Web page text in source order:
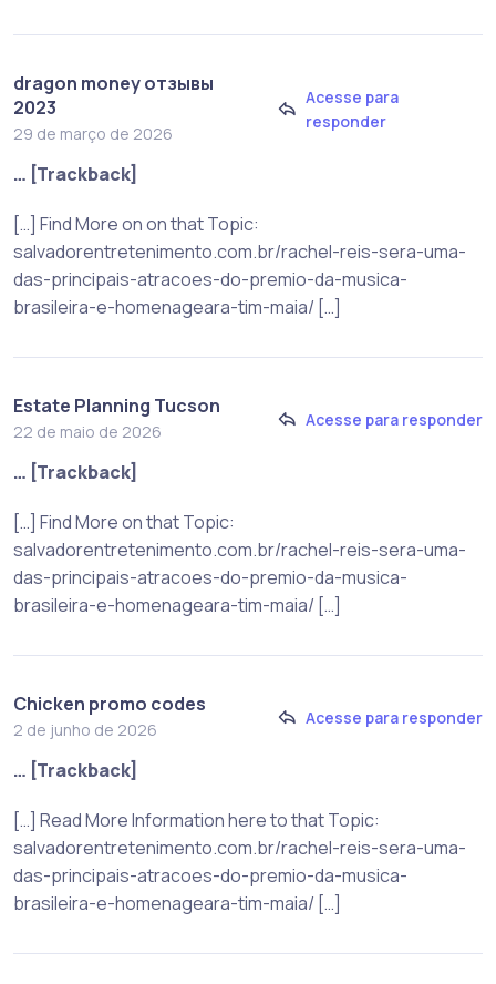
dragon money отзывы
2023
29 de março de 2026
Acesse para
responder
… [Trackback]
[…] Find More on on that Topic:
salvadorentretenimento.com.br/rachel-reis-sera-uma-
das-principais-atracoes-do-premio-da-musica-
brasileira-e-homenageara-tim-maia/ […]
Estate Planning Tucson
22 de maio de 2026
Acesse para responder
… [Trackback]
[…] Find More on that Topic:
salvadorentretenimento.com.br/rachel-reis-sera-uma-
das-principais-atracoes-do-premio-da-musica-
brasileira-e-homenageara-tim-maia/ […]
Chicken promo codes
2 de junho de 2026
Acesse para responder
… [Trackback]
[…] Read More Information here to that Topic:
salvadorentretenimento.com.br/rachel-reis-sera-uma-
das-principais-atracoes-do-premio-da-musica-
brasileira-e-homenageara-tim-maia/ […]